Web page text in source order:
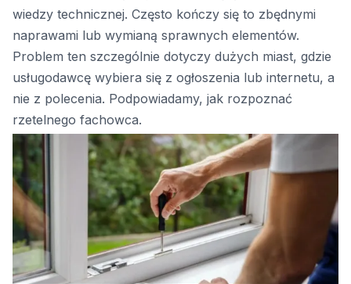
wiedzy technicznej. Często kończy się to zbędnymi
naprawami lub wymianą sprawnych elementów.
Problem ten szczególnie dotyczy dużych miast, gdzie
usługodawcę wybiera się z ogłoszenia lub internetu, a
nie z polecenia. Podpowiadamy, jak rozpoznać
rzetelnego fachowca.